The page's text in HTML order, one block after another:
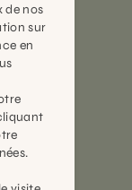
de nos
sur
en